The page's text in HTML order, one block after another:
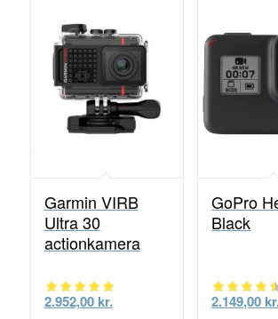
Garmin VIRB
Ultra 30
actionkamera
Vurderet
2.952,00 kr.
GoPro
Black
Vurderet
2.149,00